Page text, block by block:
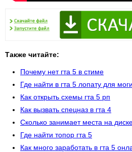
Также читайте:
Почему нет гта 5 в стиме
Где найти в гта 5 лопату для
Как открыть схемы гта 5 рп
Как вызвать спецназ в гта 4
Сколько занимает места на
Где найти топор гта 5
Как много заработать в гта 5